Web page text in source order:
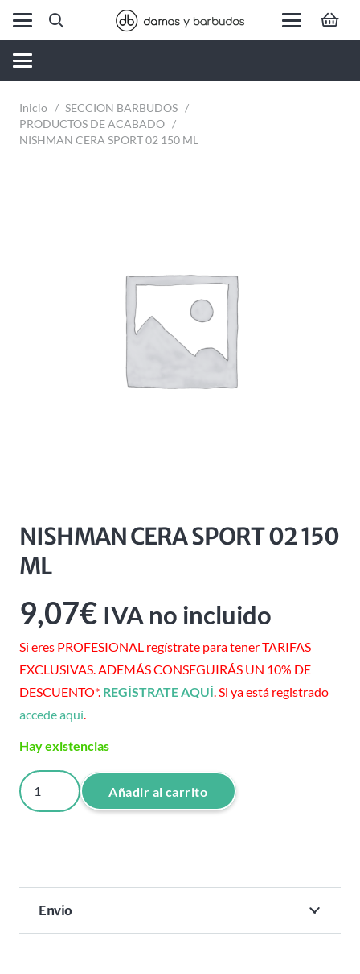
Inicio / SECCION BARBUDOS /
PRODUCTOS DE ACABADO /
NISHMAN CERA SPORT 02 150 ML
NISHMAN CERA SPORT 02 150
ML
9,07€ IVA no incluido
Si eres PROFESIONAL regístrate para tener TARIFAS
EXCLUSIVAS. ADEMÁS CONSEGUIRÁS UN 10% DE
DESCUENTO*. REGÍSTRATE AQUÍ. Si ya está registrado
accede aquí.
Hay existencias
NISHMAN
CERA
cantidad
Añadir al carrito
Envio